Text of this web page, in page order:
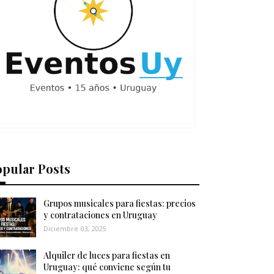
Posts
Grupos musicales para fiestas: precios
y contrataciones en Uruguay
Diciembre 03, 2025
Alquiler de luces para fiestas en
Uruguay: qué conviene según tu